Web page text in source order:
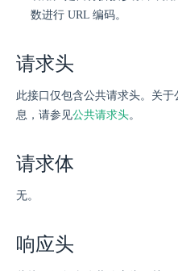
数进行 URL 编码。
请求头
此接口仅包含公共请求头。关
息，请参见公共请求头。
请求体
无。
响应头